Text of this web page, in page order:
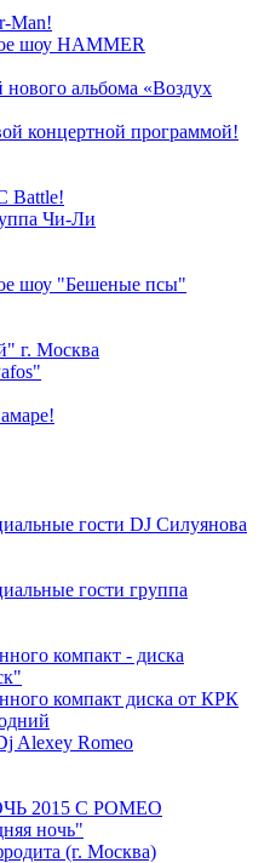
Man!
шоу HAMMER
нового альбома «Воздух
концертной программой!
Battle!
Чи-Ли
шоу "Бешеные псы"
г. Москва
гости DJ Силуянова
гости группа
компакт - диска
компакт диска от КРК
Alexey Romeo
2015 C РОМЕО
ночь"
(г. Москва)